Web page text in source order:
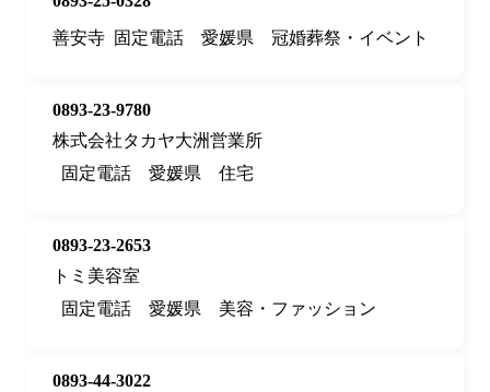
善安寺 固定電話 愛媛県 冠婚葬祭・イベント
0893-23-9780
株式会社タカヤ大洲営業所
固定電話
愛媛県 住宅
0893-23-2653
トミ美容室
固定電話
愛媛県 美容・ファッション
0893-44-3022